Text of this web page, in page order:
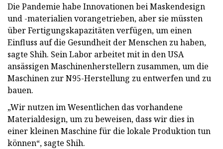
Die Pandemie habe Innovationen bei Maskendesign
und -materialien vorangetrieben, aber sie müssten
über Fertigungskapazitäten verfügen, um einen
Einfluss auf die Gesundheit der Menschen zu haben,
sagte Shih. Sein Labor arbeitet mit in den USA
ansässigen Maschinenherstellern zusammen, um die
Maschinen zur N95-Herstellung zu entwerfen und zu
bauen.
„Wir nutzen im Wesentlichen das vorhandene
Materialdesign, um zu beweisen, dass wir dies in
einer kleinen Maschine für die lokale Produktion tun
können“, sagte Shih.